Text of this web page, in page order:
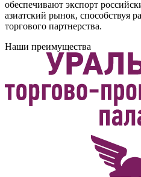
обеспечивают экспорт
азиатский рынок, способствуя
торгового партнерства.
Наши преимущества